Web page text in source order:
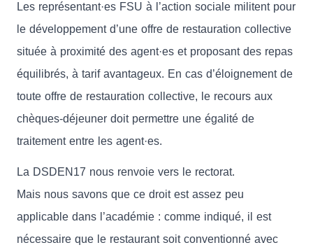
Les représentant·es FSU à l’action sociale militent pour
le développement d’une offre de restauration collective
située à proximité des agent·es et proposant des repas
équilibrés, à tarif avantageux. En cas d’éloignement de
toute offre de restauration collective, le recours aux
chèques-déjeuner doit permettre une égalité de
traitement entre les agent·es.
La DSDEN17 nous renvoie vers le rectorat.
Mais nous savons que ce droit est assez peu
applicable dans l’académie : comme indiqué, il est
nécessaire que le restaurant soit conventionné avec